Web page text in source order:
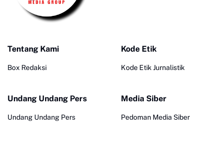
Tentang Kami
Box Redaksi
Kode Etik
Kode Etik Jurnalistik
Undang Undang Pers
Undang Undang Pers
Media Siber
Pedoman Media Siber